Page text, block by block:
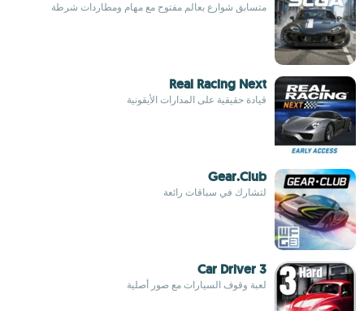
متسابق شوارع بعالم مفتوح مع مهام ومطاردات شرطة
Real Racing Next
قيادة حقيقية على المدارات الأيقونية
Gear.Club
لتشارك في سباقات رائعة
Car Driver 3
لعبة وقوف السيارات مع صور أصلية